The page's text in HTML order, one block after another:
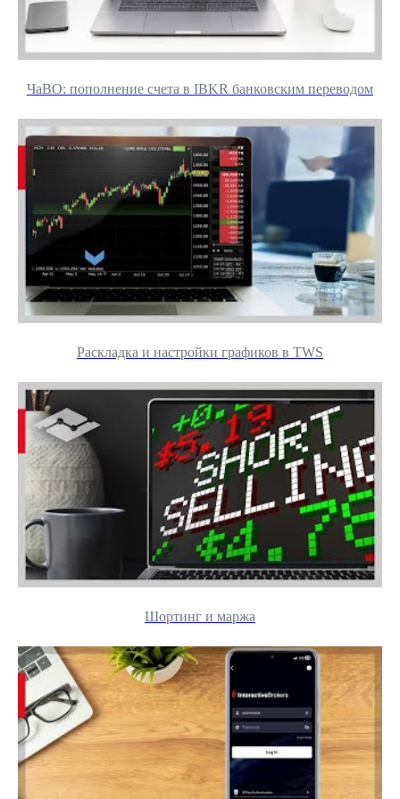
ЧаВО: пополнение счета в IBKR банковским переводом
Раскладка и настройки графиков в TWS
Шортинг и маржа